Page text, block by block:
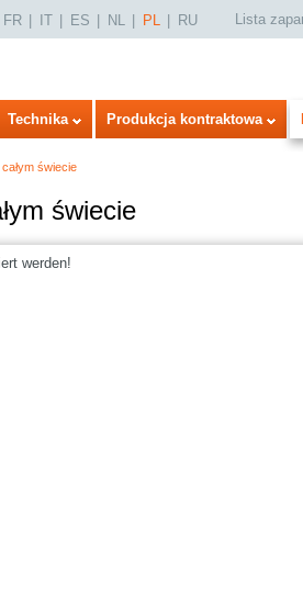
FR IT ES NL PL RU Lista
Technika Produkcja kontraktowa
świecie
świecie
werden!